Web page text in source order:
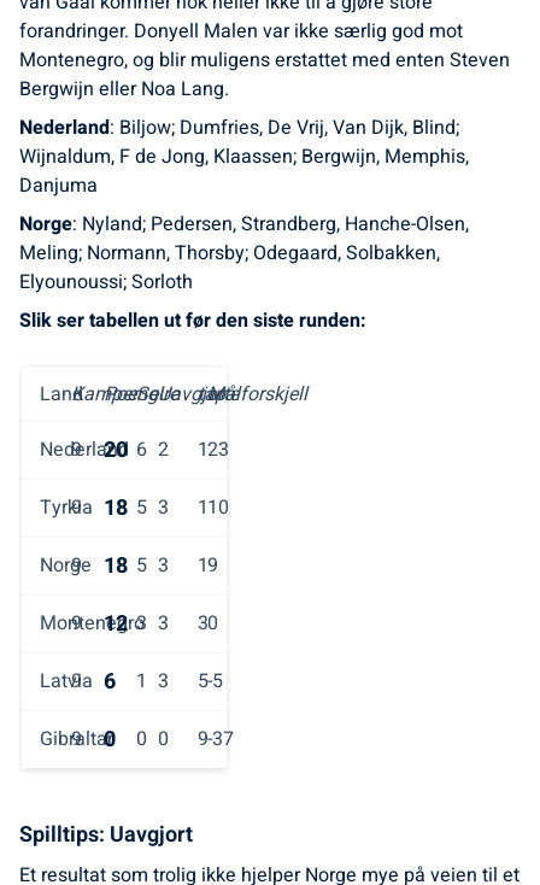
forandringer. Donyell Malen var ikke særlig god mot
Montenegro, og blir muligens erstattet med enten Steven
Bergwijn eller Noa Lang.
Nederland: Biljow; Dumfries, De Vrij, Van Dijk, Blind;
Wijnaldum, F de Jong, Klaassen; Bergwijn, Memphis,
Danjuma
Norge: Nyland; Pedersen, Strandberg, Hanche-Olsen,
Meling; Normann, Thorsby; Odegaard, Solbakken,
Elyounoussi; Sorloth
Slik ser tabellen ut før den siste runden:
LandKamper
PoengSeireUavgjorte
tap
Målforskjell
Nederland
9 20 6 2 123
Tyrkia
9 18 5 3 110
Norge
9 18 5 3 19
Montenegro
9 12 3 3 30
Latvia
9 6 1 3 5-5
Gibraltar
9 0 0 0 9-37
Spilltips: Uavgjort
Et resultat som trolig ikke hjelper Norge mye på veien til et